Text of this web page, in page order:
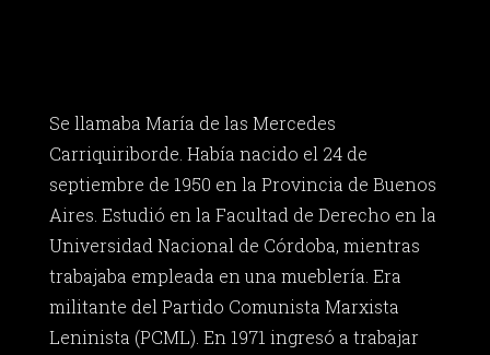
Se llamaba María de las Mercedes
Carriquiriborde. Había nacido el 24 de
septiembre de 1950 en la Provincia de Buenos
Aires. Estudió en la Facultad de Derecho en la
Universidad Nacional de Córdoba, mientras
trabajaba empleada en una mueblería. Era
militante del Partido Comunista Marxista
Leninista (PCML). En 1971 ingresó a trabajar